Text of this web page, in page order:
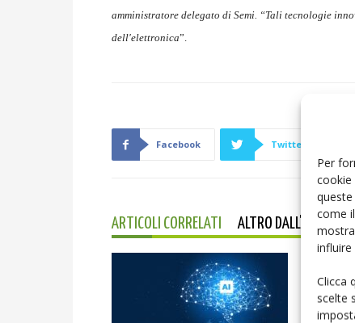
Per
cookie
come
influire
Clicca
scelte
amministratore delegato di Semi. “Tali tecnologie
dell'elettronica”.
Facebook Twitter
ARTICOLI CORRELATI ALTRO DALL'AUTORE